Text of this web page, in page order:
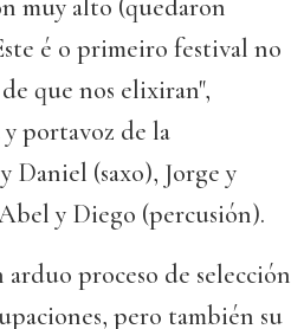
muy alto (quedaron
é o primeiro festival no
que nos elixiran",
portavoz de la
Daniel (saxo), Jorge y
y Diego (percusión).
proceso de selección
pero también su